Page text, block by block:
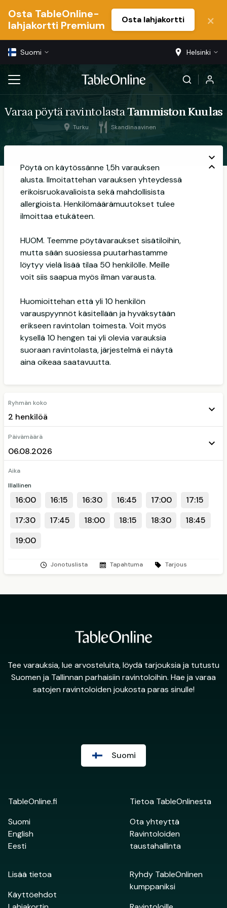
Osta TableOnline-
lahjakortti Premium
Osta lahjakortti
Suomi Helsinki
Varaa pöytä ravintolastaTammiston Kuulas
Turku Skandinaavinen
Pöytä on käytössänne 1,5h varauksen
alusta. Ilmoitattehan varauksen yhteydessä
erikoisruokavalioista sekä mahdollisista
allergioista. Henkilömäärämuutokset tulee
ilmoittaa etukäteen.
HUOM. Teemme pöytävaraukset sisätiloihin,
mutta sään suosiessa puutarhastamme
löytyy vielä lisää tilaa 50 henkilölle. Meille
voit siis saapua myös ilman varausta.
Huomioittehan että yli 10 henkilön
varauspyynnöt käsitellään ja hyväksytään
erikseen ravintolan toimesta. Voit myös
kysellä 10 hengen tai yli olevia varauksia
suoraan ravintolasta, järjestelmä ei näytä
aina oikeaa saatavuutta.
Ryhmän koko
Päivämäärä
06.08.2026
Aika
Illallinen
16:00 16:15 16:30 16:45 17:00
17:15
17:30
17:45 18:00 18:15 18:30
18:45
19:00
Jonotuslista Tapahtuma Tarjous
Tee varauksia, lue arvosteluita, löydä tarjouksia ja tutustu
Suomen ja Tallinnan parhaisiin ravintoloihin. Hae ja varaa
satojen ravintoloiden joukosta paras sinulle!
Suomi
TableOnline.fi
Suomi
English
Eesti
Tietoa TableOnlinesta
Ota yhteyttä
Ravintoloiden
taustahallinta
Lisää tietoa
Käyttöehdot
Ryhdy TableOnlinen
kumppaniksi